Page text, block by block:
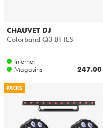
CHAUVET DJ
Colorband Q3 BT ILS
Internet
Magasins
247.00
PACKS